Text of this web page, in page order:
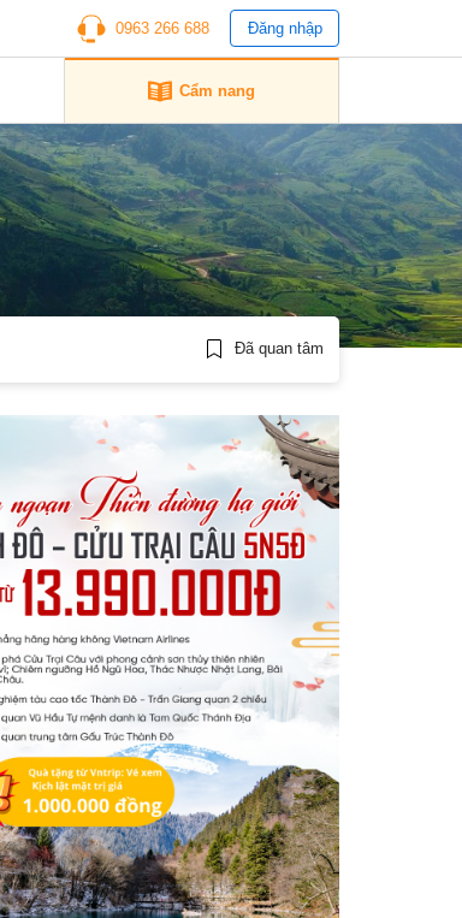
0963 266 688 Đăng nhập
Cẩm nang
Đã quan tâm